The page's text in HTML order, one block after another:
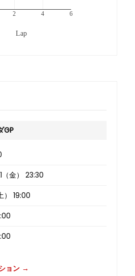
2 4 6
Lap
GP
金） 23:30
） 19:00
ョン →